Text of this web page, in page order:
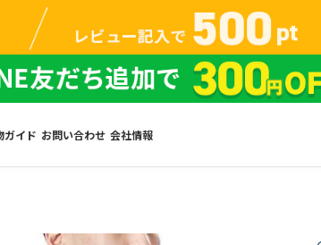
ガイド お問い合わせ 会社情報